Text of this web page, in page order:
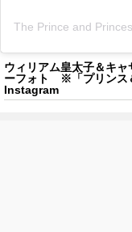
ウィリアム皇太子＆キ
ーフォト ※「プリンス
Instagram